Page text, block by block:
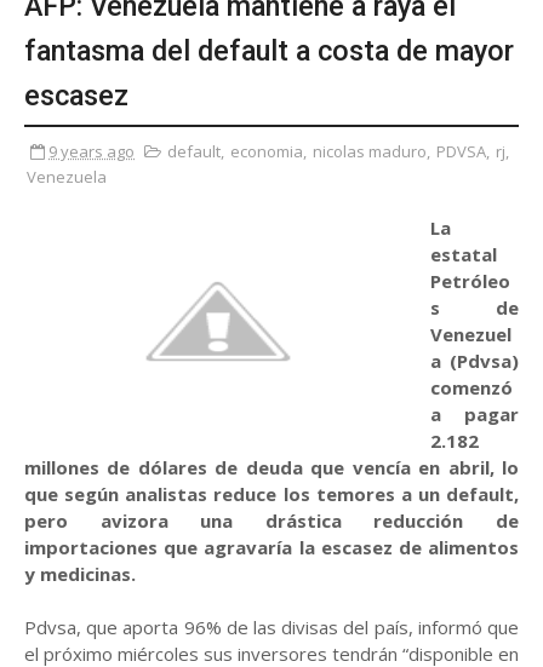
fantasma del default a costa de mayor
escasez
9 years ago default, economia, nicolas maduro, PDVSA, rj,
Venezuela
La
estatal
Petróleo
s de
Venezuel
a (Pdvsa)
comenzó
a pagar
2.182
millones de dólares de deuda que vencía en abril, lo
que según analistas reduce los temores a un default,
pero avizora una drástica reducción de
importaciones que agravaría la escasez de alimentos
y medicinas.
Pdvsa, que aporta 96% de las divisas del país, informó que
el próximo miércoles sus inversores tendrán “disponible en